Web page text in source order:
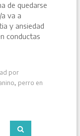
de quedarse
va a
y ansiedad
conductas
por
, perro en
B